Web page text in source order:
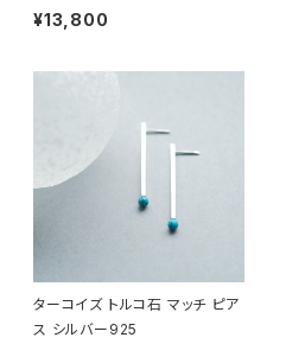
¥13,800
ターコイズ トルコ石 マッチ ピア
ス シルバー925